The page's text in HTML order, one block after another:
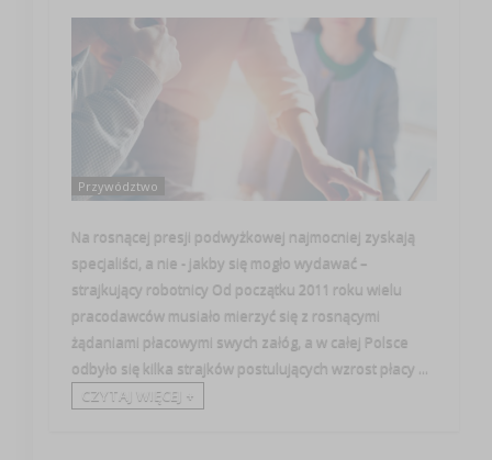
Przywództwo
Na rosnącej presji podwyżkowej najmocniej zyskają
specjaliści, a nie - jakby się mogło wydawać –
strajkujący robotnicy Od początku 2011 roku wielu
pracodawców musiało mierzyć się z rosnącymi
żądaniami płacowymi swych załóg, a w całej Polsce
odbyło się kilka strajków postulujących wzrost płacy ...
CZYTAJ WIĘCEJ +